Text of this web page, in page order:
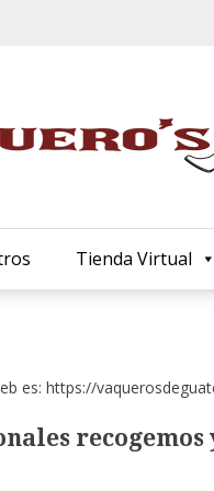
Tienda Virtual
es: https://